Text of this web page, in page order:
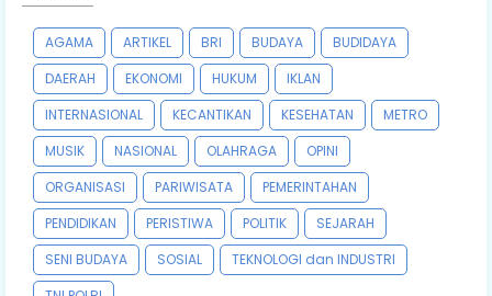
AGAMA ARTIKEL BRI BUDAYA
BUDIDAYA
DAERAH
EKONOMI HUKUM
IKLAN
INTERNASIONAL
KECANTIKAN KESEHATAN
METRO
MUSIK
NASIONAL OLAHRAGA
OPINI
ORGANISASI
PARIWISATA
PEMERINTAHAN
PENDIDIKAN
PERISTIWA POLITIK
SEJARAH
SENI BUDAYA
SOSIAL
TEKNOLOGI dan INDUSTRI